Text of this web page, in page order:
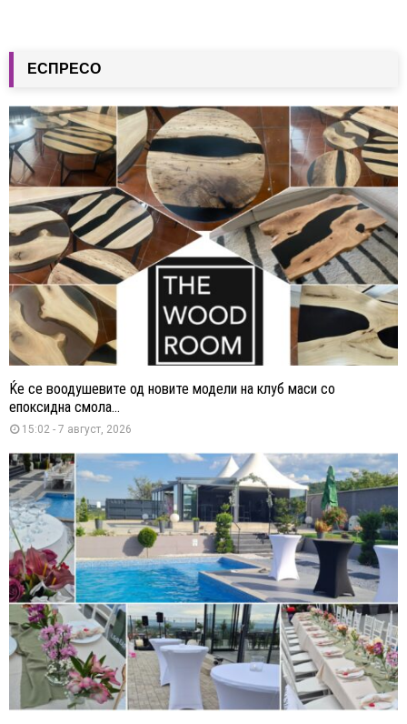
ЕСПРЕСО
Ќе се воодушевите од новите модели на клуб маси со
епоксидна смола...
15:02 - 7 август, 2026